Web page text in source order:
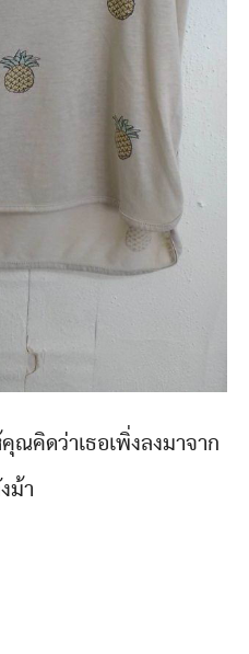
ณคิดว่าเธอเพิ่งลงมาจาก
ม้า